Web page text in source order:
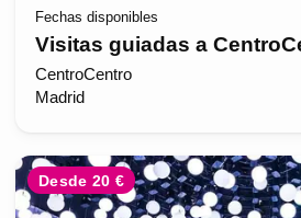
Fechas disponibles
Visitas guiadas a
CentroCentro
Madrid
Desde 20 €